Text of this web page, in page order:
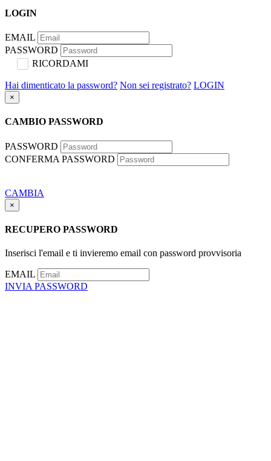
LOGIN
EMAIL
PASSWORD
RICORDAMI
Hai dimenticato la password? Non sei registrato? LOGIN
×
CAMBIO PASSWORD
PASSWORD
CONFERMA PASSWORD
CAMBIA
×
RECUPERO PASSWORD
Inserisci l'email e ti invieremo email con password provvisoria
EMAIL
INVIA PASSWORD